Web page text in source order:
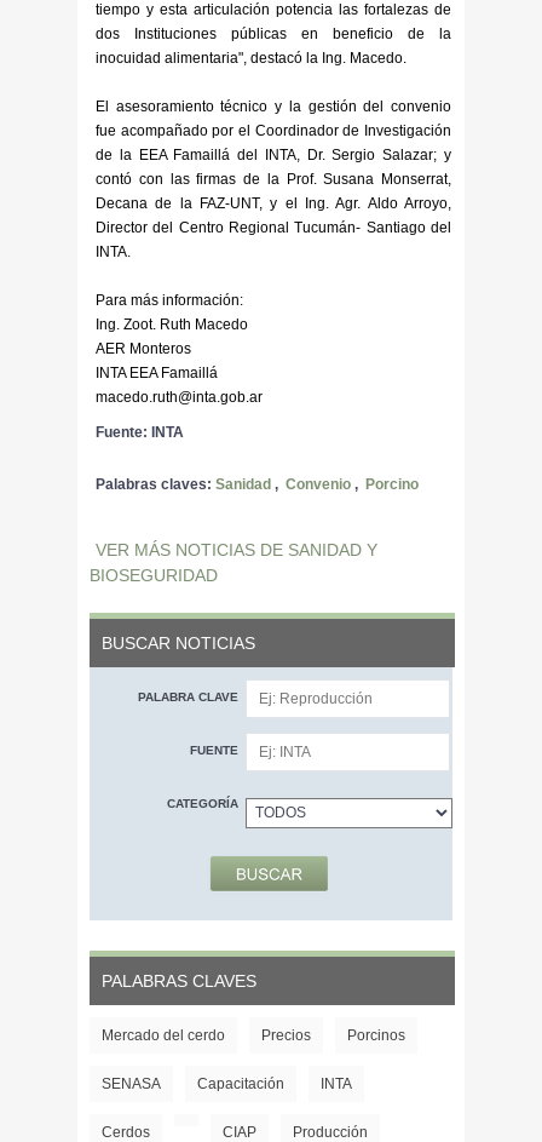
tiempo y esta articulación potencia las fortalezas de
dos Instituciones públicas en beneficio de la
inocuidad alimentaria", destacó la Ing. Macedo.
El asesoramiento técnico y la gestión del convenio
fue acompañado por el Coordinador de Investigación
de la EEA Famaillá del INTA, Dr. Sergio Salazar; y
contó con las firmas de la Prof. Susana Monserrat,
Decana de la FAZ-UNT, y el Ing. Agr. Aldo Arroyo,
Director del Centro Regional Tucumán- Santiago del
INTA.
Para más información:
Ing. Zoot. Ruth Macedo
AER Monteros
INTA EEA Famaillá
macedo.ruth@inta.gob.ar
Fuente: INTA
Palabras claves: Sanidad , Convenio , Porcino
VER MÁS NOTICIAS DE SANIDAD Y
BIOSEGURIDAD
BUSCAR NOTICIAS
PALABRA CLAVE
FUENTE
CATEGORÍA
PALABRAS CLAVES
Mercado del cerdo Precios Porcinos
SENASA Capacitación INTA
Cerdos CIAP Producción